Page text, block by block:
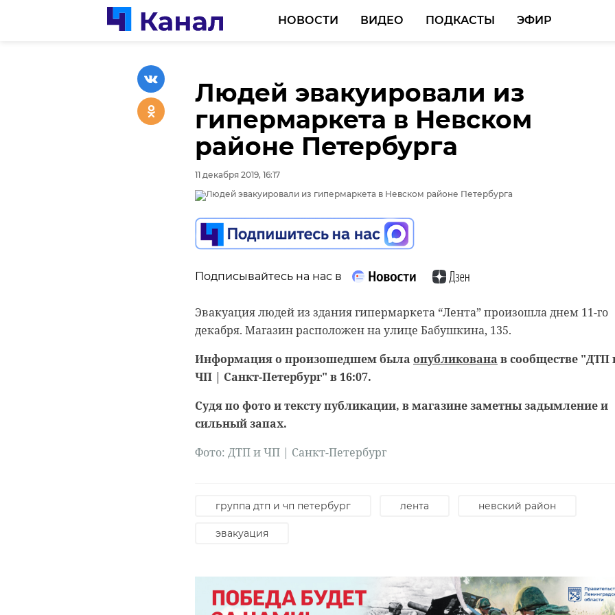
НОВОСТИ ВИДЕО ПОДКАСТЫ ЭФИР
Людей эвакуировали из
гипермаркета в Невском
районе Петербурга
11 декабря 2019, 16:17
Подписывайтесь на нас в
Эвакуация людей из здания гипермаркета “Лента” произошла днем 11-го
декабря. Магазин расположен на улице Бабушкина, 135.
Информация о произошедшем была опубликована в сообществе "ДТП
ЧП | Санкт-Петербург" в 16:07.
Судя по фото и тексту публикации, в магазине заметны задымление и
сильный запах.
Фото: ДТП и ЧП | Санкт-Петербург
группа дтп и чп петербург лента невский район
эвакуация
журналист спас тонущую
собаку
добровольцы реставрируют
“особняк с привидениями”
18 августа 2020, 16:53